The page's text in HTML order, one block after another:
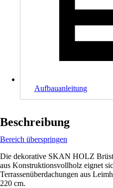
Aufbauanleitung
Beschreibung
Bereich überspringen
Die dekorative SKAN HOLZ
aus Konstruktionsvollholz eignet
Terrassenüberdachungen aus
220 cm.